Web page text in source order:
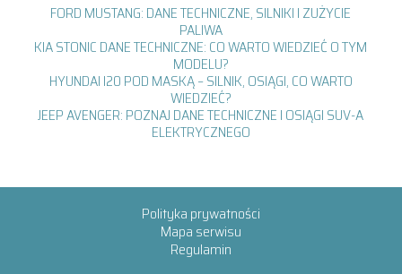
FORD MUSTANG: DANE TECHNICZNE, SILNIKI I ZUŻYCIE
PALIWA
KIA STONIC DANE TECHNICZNE: CO WARTO WIEDZIEĆ O TYM
MODELU?
HYUNDAI I20 POD MASKĄ – SILNIK, OSIĄGI, CO WARTO
WIEDZIEĆ?
JEEP AVENGER: POZNAJ DANE TECHNICZNE I OSIĄGI SUV-A
ELEKTRYCZNEGO
Polityka prywatności
Mapa serwisu
Regulamin